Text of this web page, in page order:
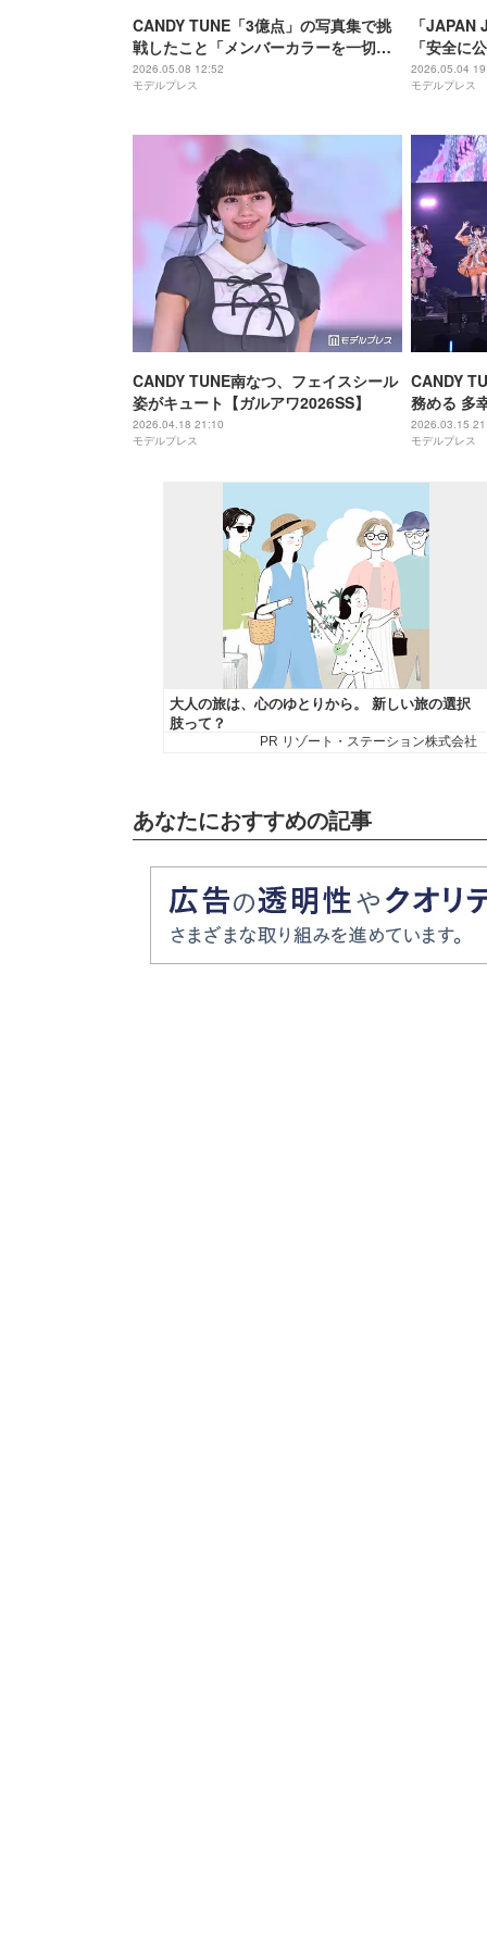
CANDY TUNE「3億点」の写真集で挑
戦したこと「メンバーカラーを一切着
ていない」【SUGAR AND HUES】
2026.05.08 12:52
モデルプレス
「
「安全に
ました」
2026.05.04
モデルプレス
CANDY TUNE南なつ、フェイスシール
姿がキュート【ガルアワ2026SS】
2026.04.18 21:10
モデルプレス
CANDY
務める 多
4年目の幕
【
2026.03.15
モデルプレス
あなたにおすすめの記事